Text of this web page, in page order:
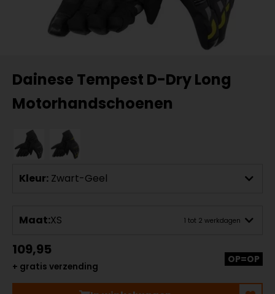
Dainese Tempest D-Dry Long
Motorhandschoenen
Kleur: Zwart-Geel
Maat:XS 1 tot 2 werkdagen
109,95
+ gratis verzending
OP=OP